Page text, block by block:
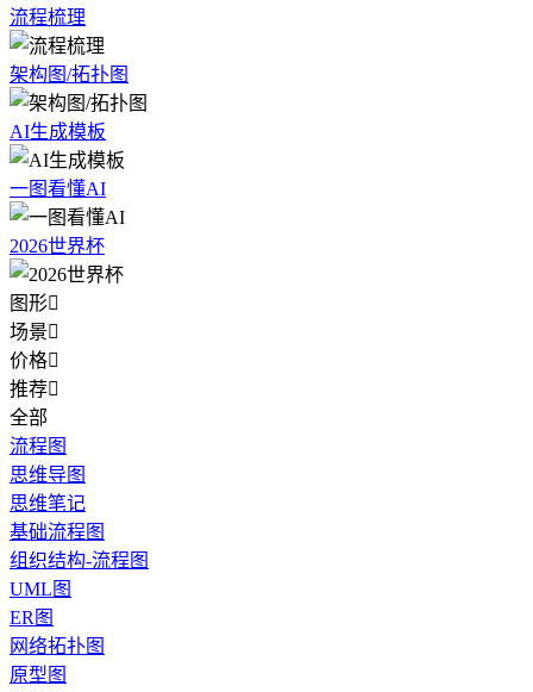
流程梳理
架构图/拓扑图
AI生成模板
一图看懂AI
2026世界杯
图形
场景
价格
推荐
全部
流程图
思维导图
思维笔记
基础流程图
组织结构-流程图
UML图
ER图
网络拓扑图
原型图